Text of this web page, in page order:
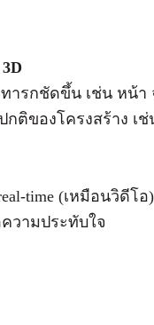
ารกชัดขึ้น เช่น หน้า
ติของโครงสร้าง เช่
time (เหมือนวิดีโ
วามประทับใจ